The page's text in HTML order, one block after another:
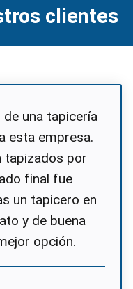
clientes
una tapicería
esta empresa.
tapizados por
final fue
un tapicero en
y de buena
opción.